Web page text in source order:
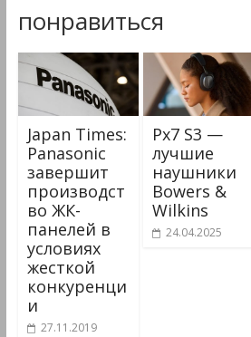
понравиться
Japan Times:
Panasonic
завершит
производст
во ЖК-
панелей в
условиях
жесткой
конкуренци
и
27.11.2019
Px7 S3 —
лучшие
наушники
Bowers &
Wilkins
24.04.2025